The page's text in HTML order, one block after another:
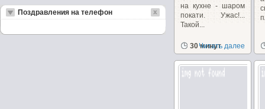
на кухне - шаром
покати. Ужас!...
Такой...
30 минут
Читать далее
Поздравления на телефон